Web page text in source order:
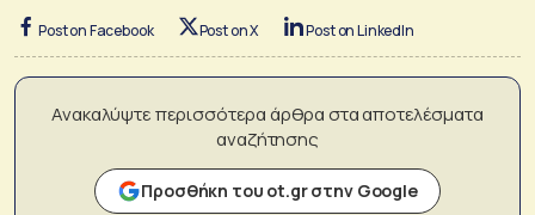
Post on Facebook Post on X Post on LinkedIn
Ανακαλύψτε περισσότερα άρθρα στα αποτελέσματα
αναζήτησης
Προσθήκη του ot.gr στην Google